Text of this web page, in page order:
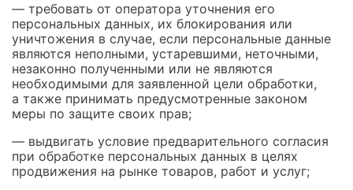
— требовать от оператора уточнения его
персональных данных, их блокирования или
уничтожения в случае, если персональные данные
являются неполными, устаревшими, неточными,
незаконно полученными или не являются
необходимыми для заявленной цели обработки,
а также принимать предусмотренные законом
меры по защите своих прав;
— выдвигать условие предварительного согласия
при обработке персональных данных в целях
продвижения на рынке товаров, работ и услуг;